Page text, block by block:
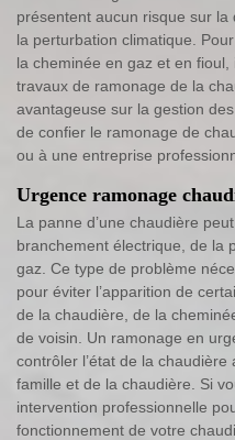
présentent aucun risque sur la
la perturbation climatique.
la cheminée en gaz et en
travaux de ramonage de la
avantageuse sur la gestion
de confier le ramonage de
ou à une entreprise
Urgence ramonage
La panne d’une chaudière
branchement électrique, de la
gaz. Ce type de problème
pour éviter l’apparition de
de la chaudière, de la
de voisin. Un ramonage en
contrôler l’état de la
famille et de la chaudière. Si
intervention professionnelle
fonctionnement de votre